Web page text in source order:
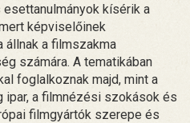
kísérik a
képviselőinek
állnak a filmszakma
számára. A tematikában
foglalkoznak majd, mint a
ipar, a filmnézési szokások és
filmgyártók szerepe és